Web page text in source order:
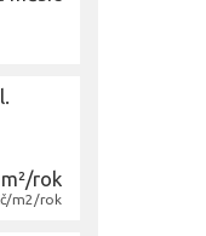
rok
m2/rok